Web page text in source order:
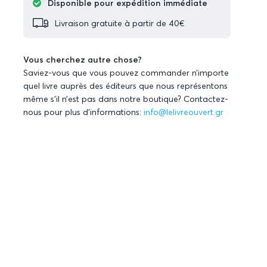
Disponible pour expédition immédiate
Livraison gratuite à partir de 40€
Vous cherchez autre chose?
Saviez-vous que vous pouvez commander n’importe
quel livre auprès des éditeurs que nous représentons
même s’il n’est pas dans notre boutique? Contactez-
nous pour plus d’informations:info@lelivreouvert.gr